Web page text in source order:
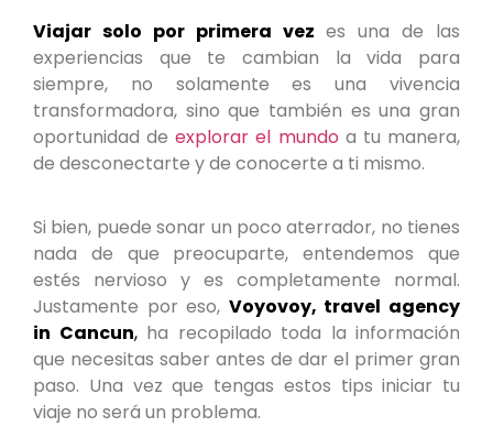
Viajar solo por primera vez es una de las
experiencias que te cambian la vida para
siempre, no solamente es una vivencia
transformadora, sino que también es una gran
oportunidad deexplorar el mundo a tu manera,
de desconectarte y de conocerte a ti mismo.
Si bien, puede sonar un poco aterrador, no tienes
nada de que preocuparte, entendemos que
estés nervioso y es completamente normal.
Justamente por eso, Voyovoy, travel agency
in Cancun,ha recopilado toda la información
que necesitas saber antes de dar el primer gran
paso. Una vez que tengas estos tips iniciar tu
viaje no será un problema.